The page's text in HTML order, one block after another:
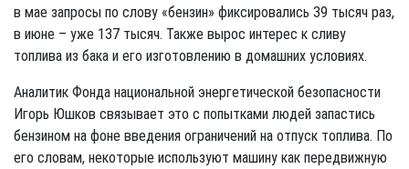
в мае запросы по слову «бензин» фиксировались 39 тысяч раз,
в июне – уже 137 тысяч. Также вырос интерес к сливу
топлива из бака и его изготовлению в домашних условиях.
Аналитик Фонда национальной энергетической безопасности
Игорь Юшков связывает это с попытками людей запастись
бензином на фоне введения ограничений на отпуск топлива. По
его словам, некоторые используют машину как передвижную